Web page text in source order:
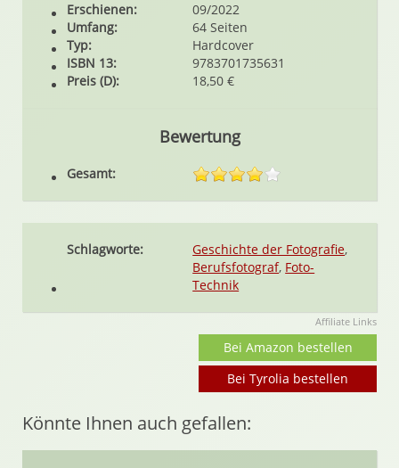
Erschienen:
09/2022
Umfang:
64 Seiten
Typ:
Hardcover
ISBN 13:
9783701735631
Preis (D):
18,50 €
Bewertung
Gesamt:
Schlagworte: Geschichte der Fotografie,
Berufsfotograf, Foto-
Technik
Affiliate Links
Bei Amazon bestellen
Bei Tyrolia bestellen
Könnte Ihnen auch gefallen: